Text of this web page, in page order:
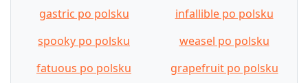
gastric po polsku
infallible po polsku
spooky po polsku
weasel po polsku
fatuous po polsku
grapefruit po polsku